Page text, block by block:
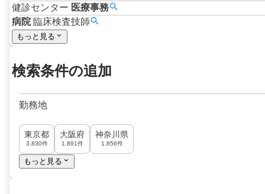
健診センター 医療事務
病院 臨床検査技師
もっと見る
検索条件の追加
勤務地
東京都
3,830件
大阪府
1,891件
神奈川県
1,856件
もっと見る